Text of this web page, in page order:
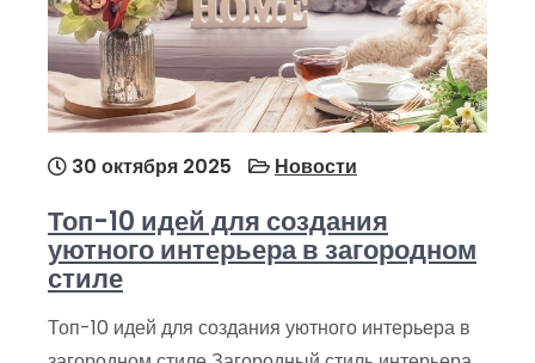
30 октября 2025 Новости
Топ-10 идей для создания
уютного интерьера в загородном
стиле
Топ-10 идей для создания уютного интерьера в